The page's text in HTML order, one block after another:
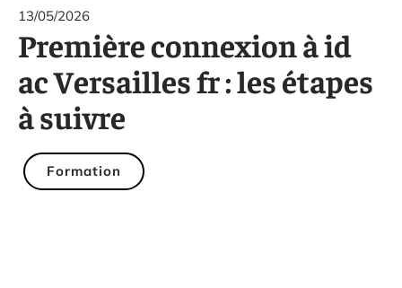
13/05/2026
Première connexion à id
ac Versailles fr : les étapes
à suivre
Formation